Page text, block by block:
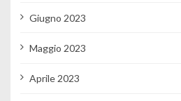
Giugno 2023
Maggio 2023
Aprile 2023